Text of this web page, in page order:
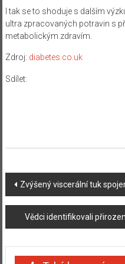
I tak se to shoduje s dalším
ultra zpracovaných potravin s
metabolickým zdravím.
Zdroj: diabetes.co.uk
Sdílet:
Navigace
příspěvku
Zvýšený viscerální tuk
Vědci identifikovali